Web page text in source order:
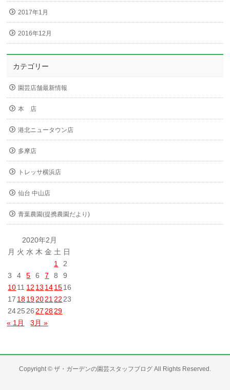
2017年1月
2016年12月
カテゴリー
園芸店舗最新情報
本 店
港北ニュータウン店
多摩店
トレッサ横浜店
仙台 中山店
青葉農園(提携農園だより)
2020年2月
月 火 水 木 金 土 日
1
2
3
4 5 6 7 8
9
1011 12 13 141516
17 18192021 22 23
2425 26 27 2829
« 1月
3月 »
Copyright © ザ・ガーデンの園芸スタッフブログAll Rights Reserved.